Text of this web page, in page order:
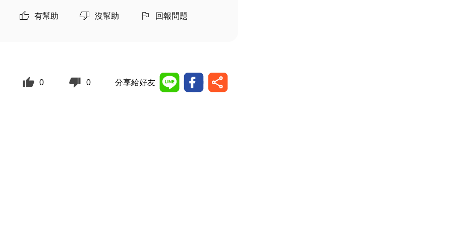
有幫助 沒幫助 回報問題
0 0 分享給好友